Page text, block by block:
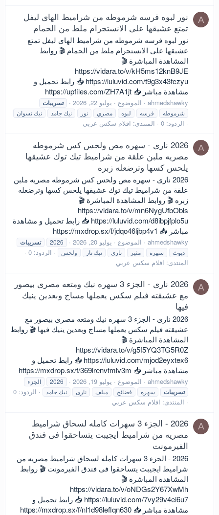
A
نور لبوه فرسه شرموطه من شراميط الهاى ليفل
تمتع عشيقها على الانستجرام ملط من الحمام
نور لبوه فرسه شرموطه من شراميط الهاى ليفل تمتع
عشيقها على الانستجرام ملط من الحمام 🎬 روابط
المشاهدة المباشرة 🎬
https://vidara.to/v/kH5ms12knB9JE
https://luluvid.com/t9g3x43fczyu 📥 رابط تحميل و
مشاهدة مباشر 📥 https://upfiles.com/ZH7A1jt
ahmedshawky الموضوع يوليو 22, 2026 تسريبات
شرموطه فرسه لبوه مصري نور نيك جامد نيك نسوان
الردود: 0 المنتدى: افلام سكس عربي
A
2026 نارى - سهره مص ولحس كس شرموطه
مصريه ملبن علقة من شراميط تيك توك عشيقها
يلحس كسها وترضعله زبره
2026 نارى - سهره مص ولحس كس شرموطه مصريه ملبن
علقة من شراميط تيك توك عشيقها يلحس كسها وترضعله
زبره 🎬 روابط المشاهدة المباشرة 🎬
https://vidara.to/v/mn6NygUfbObls
https://luluvid.com/d8ibpjfplo5u 📥 رابط تحميل و مشاهدة
مباشر 📥 https://mxdrop.sx/f/jdqo46ljbp4v1
ahmedshawky الموضوع يوليو 20, 2026 2026 تسريبات
ديوث سهره مثير نارى نيك نار ولحس
الردود: 0
المنتدى: افلام سكس عربي
A
2026 نارى - الجزء 3 سهره نيك ومتعه مصرى بيصور
مع عشيقته فيلم سكس يعملها مساج وبعدين ينيك
فيها
2026 نارى - الجزء 3 سهره نيك ومتعه مصرى بيصور مع
عشيقته فيلم سكس يعملها مساج وبعدين ينيك فيها 🎬 روابط
المشاهدة المباشرة 🎬
https://vidara.to/v/g5f5YQ3TG5R0Z
https://luluvid.com/mjod2eyxtex6 📥 رابط تحميل و
مشاهدة مباشر 📥 https://mxdrop.sx/f/369lrenvtmlv3m
ahmedshawky الموضوع يوليو 19, 2026 2026 الجزء
تسريبات سهره فضائح ميلف نارى نيك جامد
الردود: 0
المنتدى: افلام سكس عربي
A
2026 - الجزء 3 سهرات كامله لسحاق شراميط
مصريه من شراميط ايجيبت يتساحقوا فى فندق
الفيرمونت
2026 - الجزء 3 سهرات كامله لسحاق شراميط مصريه من
شراميط ايجيبت يتساحقوا فى فندق الفيرمونت 🎬 روابط
المشاهدة المباشرة 🎬
https://vidara.to/v/oNDGs2Y67XwMh
https://luluvid.com/7vy29v4ei6u7 📥 رابط تحميل و
مشاهدة مباشر 📥 https://mxdrop.sx/f/nl1d98leflqn630